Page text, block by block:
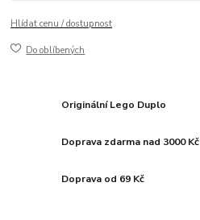
Hlídat cenu / dostupnost
Do oblíbených
Originální Lego Duplo
Doprava zdarma nad 3000 Kč
Doprava od 69 Kč